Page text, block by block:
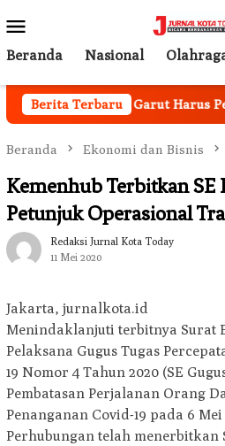
ke
kontenMobile
Beranda Nasional
Berita Terbaru
Pemkab Garut Harus Peka
Beranda Ekonomi dan Bisnis
Kemenhub Terbitkan SE
Petunjuk Operasional
Redaksi Jurnal Kota Today
11 Mei 2020
Jakarta, jurnalkota.id
Menindaklanjuti terbitnya Surat
Pelaksana Gugus Tugas
19 Nomor 4 Tahun 2020 (SE
Pembatasan Perjalanan Orang
Penanganan Covid-19 pada 6
Perhubungan telah